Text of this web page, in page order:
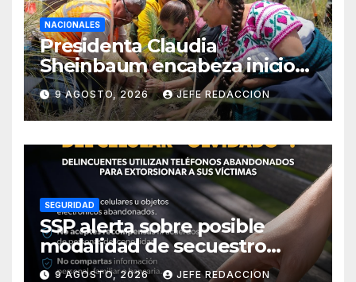
NACIONALES
Presidenta Claudia
Sheinbaum encabeza inicio
de la Jornada Nacional de
Reforestación 2026
9 AGOSTO, 2026 JEFE REDACCION
SEGURIDAD
SSP alerta sobre posible
modalidad de secuestro
virtual
9 AGOSTO, 2026 JEFE REDACCION